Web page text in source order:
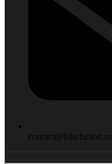
contact@bikefusion.ro